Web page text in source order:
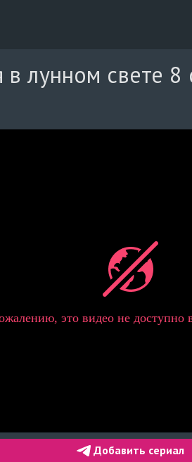
лунном свете 8
Добавить сериал